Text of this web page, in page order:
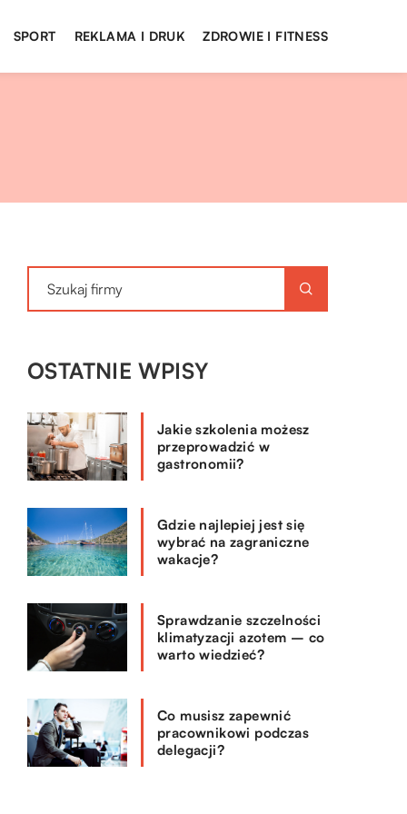
SPORT REKLAMA I DRUK ZDROWIE I FITNESS
OSTATNIE WPISY
Jakie szkolenia możesz
przeprowadzić w
gastronomii?
Gdzie najlepiej jest się
wybrać na zagraniczne
wakacje?
Sprawdzanie szczelności
klimatyzacji azotem – co
warto wiedzieć?
Co musisz zapewnić
pracownikowi podczas
delegacji?